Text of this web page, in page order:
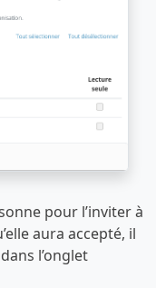
pour l’inviter à
aura accepté, il
l’onglet